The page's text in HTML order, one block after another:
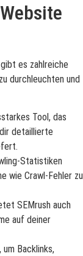
es zahlreiche
durchleuchten und
Tool, das
detaillierte
Statistiken
wie Crawl-Fehler zu
SEMrush auch
auf deiner
Backlinks,